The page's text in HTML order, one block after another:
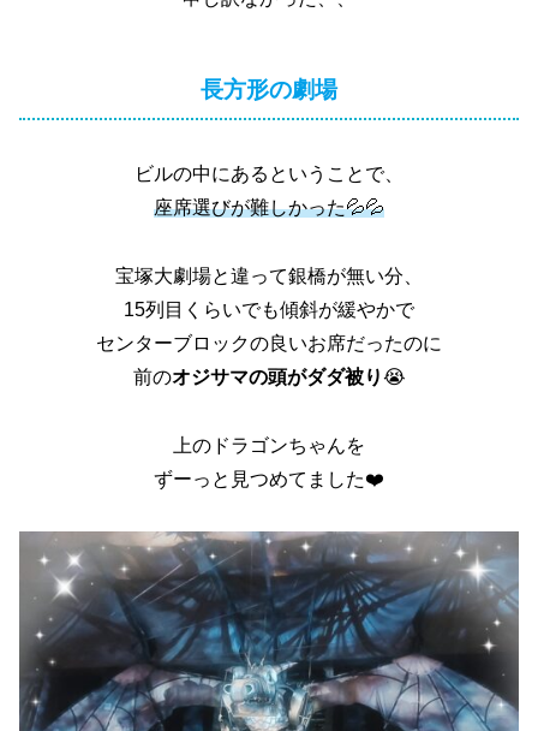
長方形の劇場
ビルの中にあるということで、
座席選びが難しかった💦💦
宝塚大劇場と違って銀橋が無い分、
15列目くらいでも傾斜が緩やかで
センターブロックの良いお席だったのに
前のオジサマの頭がダダ被り😭
上のドラゴンちゃんを
ずーっと見つめてました❤️